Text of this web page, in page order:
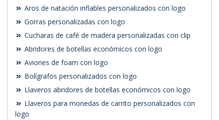
Aros de natación inflables personalizados con logo
Gorras personalizadas con logo
Cucharas de café de madera personalizadas con clip
Abridores de botellas económicos con logo
Aviones de foam con logo
Bolígrafos personalizados con logo
Llaveros abridores de botellas económicos con logo
Llaveros para monedas de carrito personalizados con
logo